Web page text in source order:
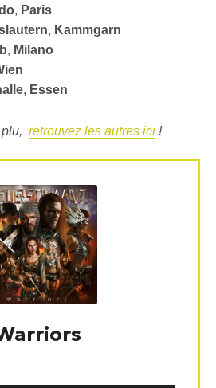
, Paris
, Kammgarn
, Milano
, Essen
retrouvez les autres ici !